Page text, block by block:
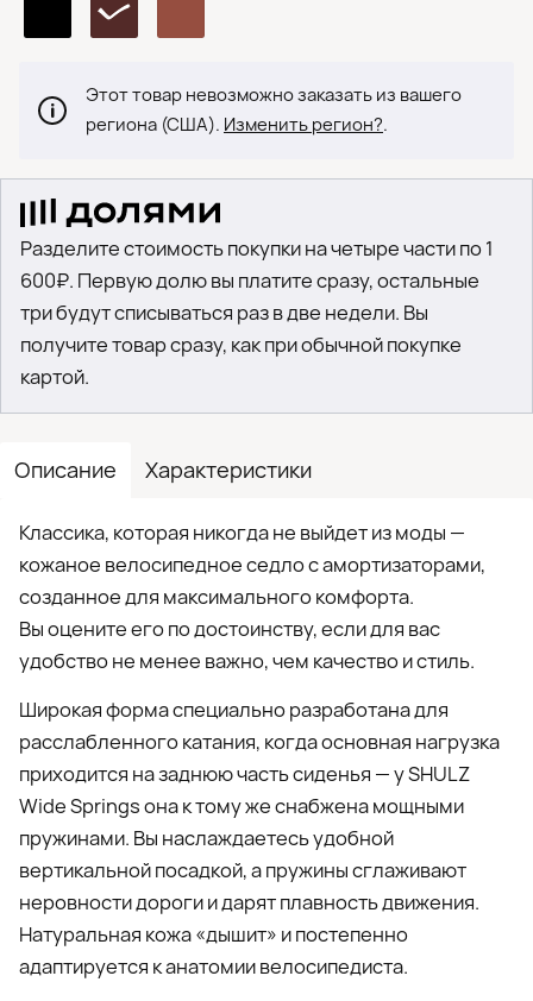
Описание Характеристики
Классика, которая никогда не выйдет из моды —
кожаное велосипедное седло с амортизаторами,
созданное для максимального комфорта.
Вы оцените его по достоинству, если для вас
удобство не менее важно, чем качество и стиль.
Широкая форма специально разработана для
расслабленного катания, когда основная нагрузка
приходится на заднюю часть сиденья — у SHULZ
Wide Springs она к тому же снабжена мощными
пружинами. Вы наслаждаетесь удобной
вертикальной посадкой, а пружины сглаживают
неровности дороги и дарят плавность движения.
Натуральная кожа «дышит» и постепенно
адаптируется к анатомии велосипедиста.
Этот товар невозможно заказать из вашего
региона (США). Изменить регион?.
Разделите стоимость покупки на четыре части по 1
600₽. Первую долю вы платите сразу, остальные
три будут списываться раз в две недели. Вы
получите товар сразу, как при обычной покупке
картой.